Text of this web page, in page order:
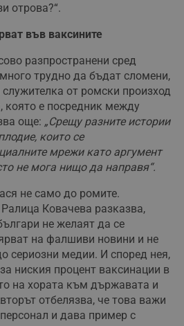
отрова?“.
във ваксините
разпространени сред
трудно да бъдат сломени,
от ромски произход
която е посредник между
още: „Срещу разните истории
които се
мрежи като аргумент
не мога нищо да направя“.
не само до ромите.
Ковачева разказва,
не желаят да се
на фалшиви новини и не
сериозни медии. И според нея,
ниския процент ваксинации в
на хората към държавата и
отбелязва, че това важи
и дава пример с